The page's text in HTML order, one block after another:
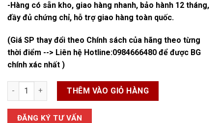
-Hàng có sẵn kho, giao hàng nhanh, bảo hành 12 tháng,
đầy đủ chứng chỉ, hỗ trợ giao hàng toàn quốc.
(Giá SP thay đổi theo Chính sách của hãng theo từng
thời điểm --> Liên hệ Hotline:0984666480 để được BG
chính xác nhất )
Cao su chống rung RMA số lượng
THÊM VÀO GIỎ HÀNG
ĐĂNG KÝ TƯ VẤN